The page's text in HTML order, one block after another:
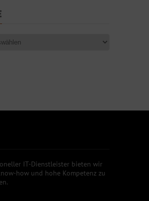
IT-Dienstleister bieten wir
how und hohe Kompetenz zu